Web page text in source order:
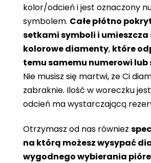
kolor/odcień i jest oznaczony
symbolem. Całe płótno
setkami symboli i umieszcza
kolorowe diamenty, które
temu samemu numerowi lub
Nie musisz się martwi, że Ci
zabraknie. Ilość w woreczku
odcień ma wystarczającą
Otrzymasz od nas również
na którą możesz wysypać
wygodnego wybierania